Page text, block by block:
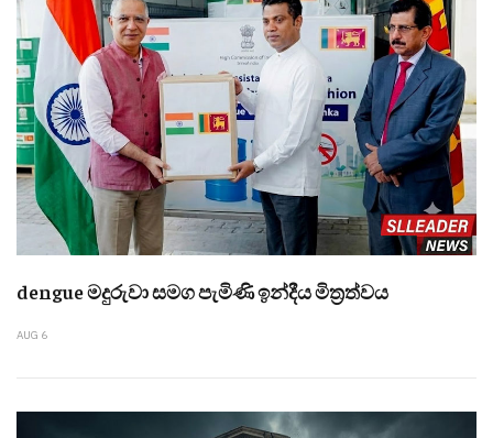
dengue මදුරුවා සමග පැමිණි ඉන්දීය මිත්‍රත්වය
AUG 6